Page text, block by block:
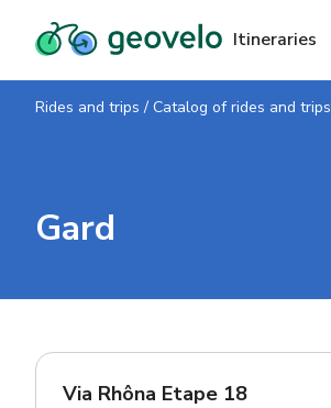
Itineraries
Rides and trips / Catalog of rides and trips
Gard
Via Rhôna Etape 18